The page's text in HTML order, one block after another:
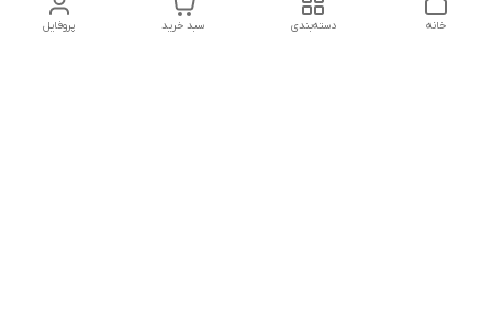
پروفایل سبد خرید دسته‌بندی خانه